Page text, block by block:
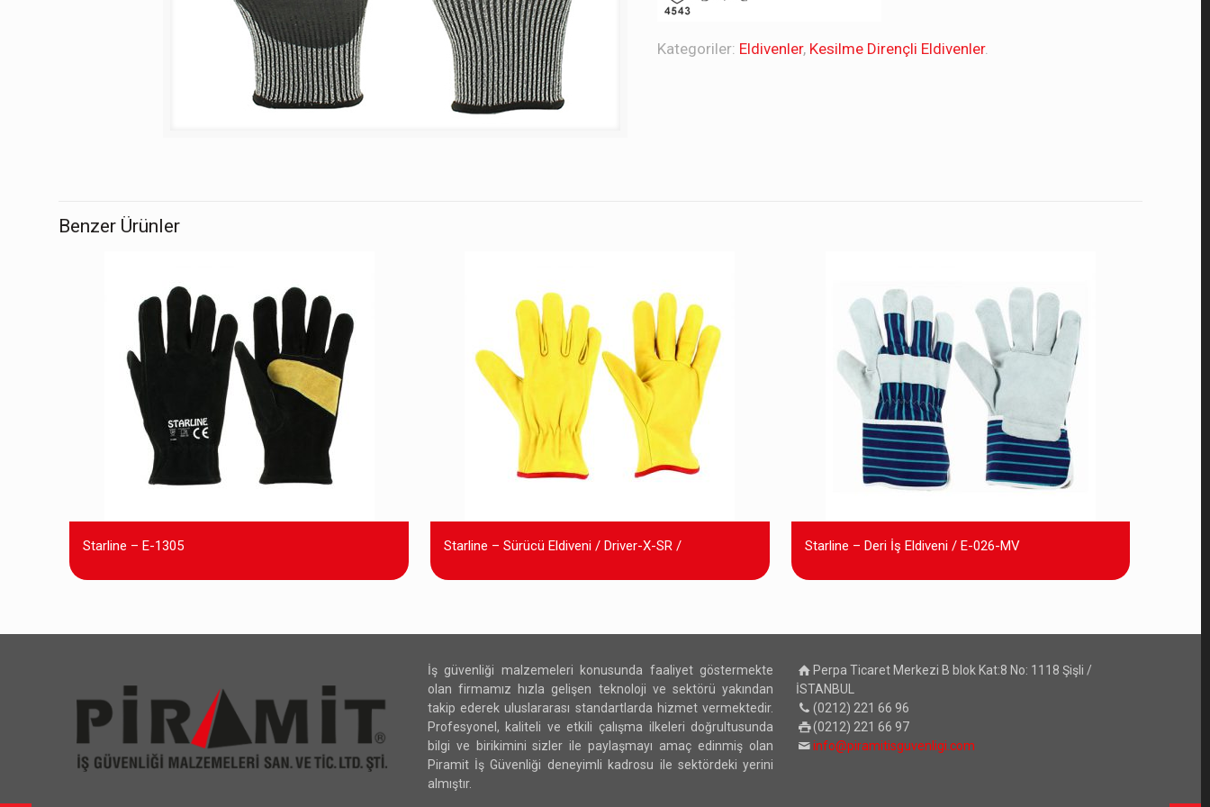
Kategoriler: Eldivenler, Kesilme Dirençli Eldivenler.
Benzer Ürünler
Starline – E-1305 Starline – Sürücü Eldiveni / Driver-X-SR / Starline – Deri İş Eldiveni / E-026-MV
İş güvenliği malzemeleri konusunda faaliyet göstermekte
olan firmamız hızla gelişen teknoloji ve sektörü yakından
takip ederek uluslararası standartlarda hizmet vermektedir.
Profesyonel, kaliteli ve etkili çalışma ilkeleri doğrultusunda
bilgi ve birikimini sizler ile paylaşmayı amaç edinmiş olan
Piramit İş Güvenliği deneyimli kadrosu ile sektördeki yerini
almıştır.
Perpa Ticaret Merkezi B blok Kat:8 No: 1118 Şişli /
İSTANBUL
(0212) 221 66 96
(0212) 221 66 97
info@piramitisguvenligi.com